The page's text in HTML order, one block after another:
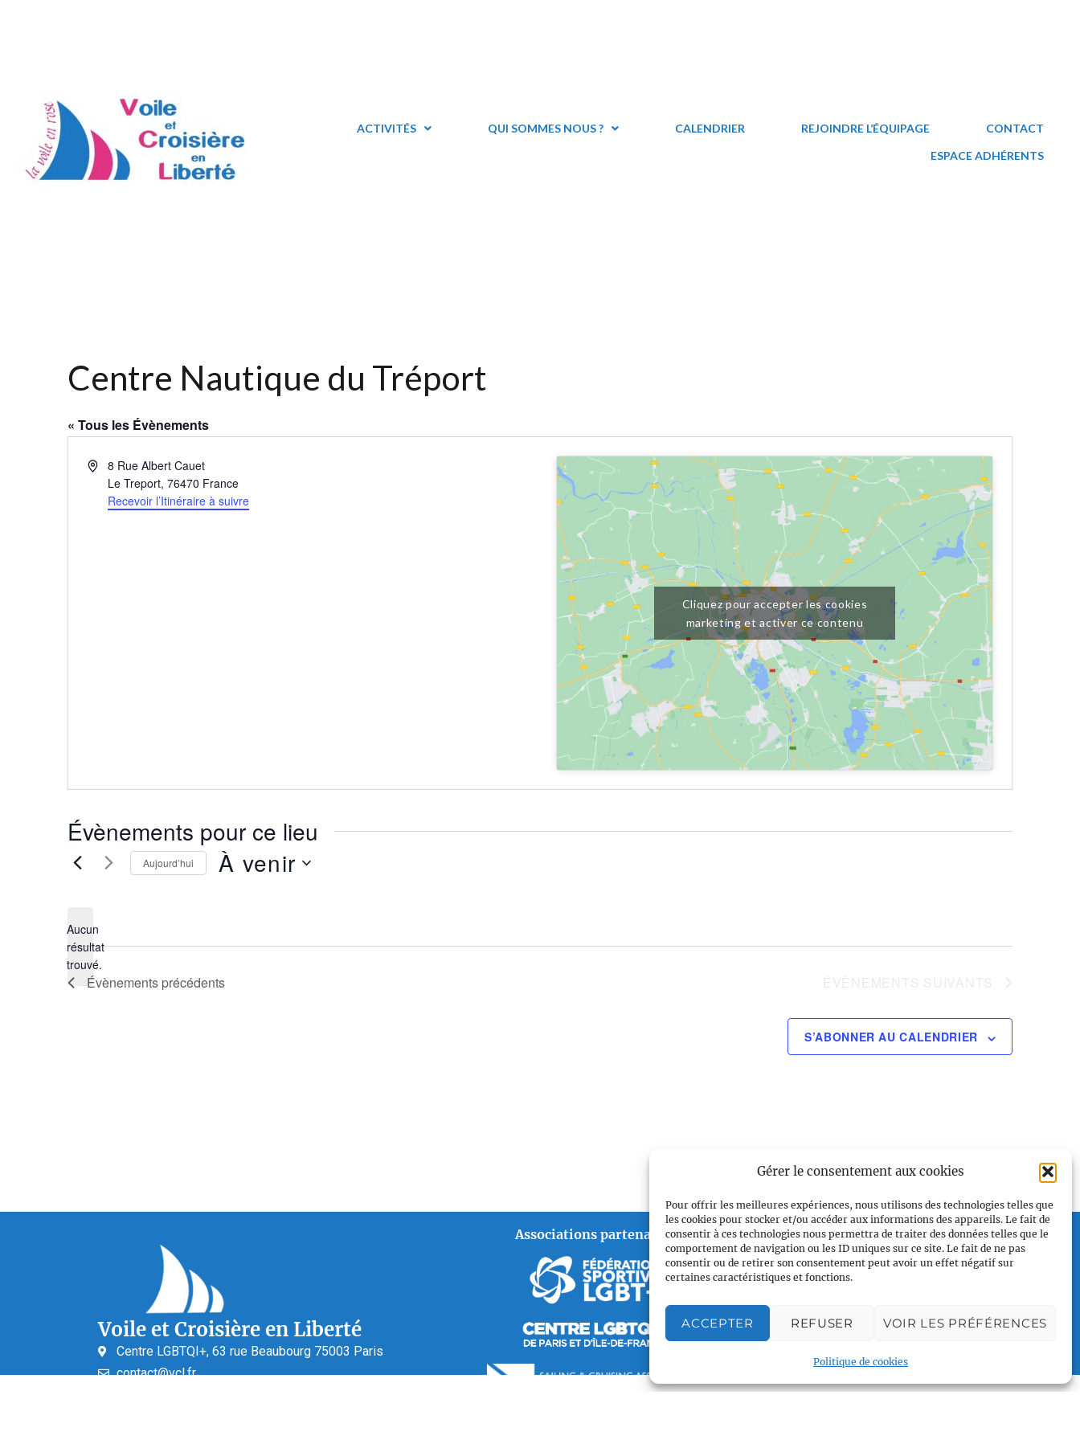
Gérer le consentement aux cookies
Pour offrir les meilleures expériences, nous utilisons des technologies telles que
les cookies pour stocker et/ou accéder aux informations des appareils. Le fait de
consentir à ces technologies nous permettra de traiter des données telles que le
comportement de navigation ou les ID uniques sur ce site. Le fait de ne pas
consentir ou de retirer son consentement peut avoir un effet négatif sur
certaines caractéristiques et fonctions.
ACCEPTER REFUSER VOIR LES PRÉFÉRENCES
Politique de cookies
ACTIVITÉS QUI SOMMES NOUS ? CALENDRIER REJOINDRE L’ÉQUIPAGE
CONTACT
ESPACE ADHÉRENTS
Centre Nautique du Tréport
« Tous les Évènements
Adresse8 Rue Albert Cauet
Le Treport, 76470 France
Recevoir l’Itinéraire à suivre
Cliquez pour accepter les cookies
marketing et activer ce contenu
Évènements pour ce lieu
Notice
Aucun
résultat
trouvé.
Aujourd’hui À venir
Évènements précédents
S’ABONNER AU CALENDRIER
Voile et Croisière en Liberté
Centre LGBTQI+, 63 rue Beaubourg 75003 Paris
contact@vcl.fr
Associations partenaires Plan du site
Accueil
Qui sommes nous
Voile légère
Voile sportive
Calendrier
Rejoindre l'équipage